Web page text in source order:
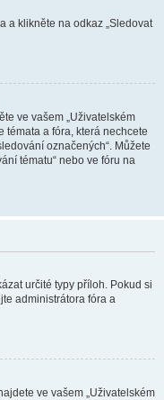
a klikněte na odkaz „Sledovat
ve vašem „Uživatelském
témata a fóra, která nechcete
označených“. Můžete
tématu“ nebo ve fóru na
určité typy příloh. Pokud si
administrátora fóra a
ve vašem „Uživatelském